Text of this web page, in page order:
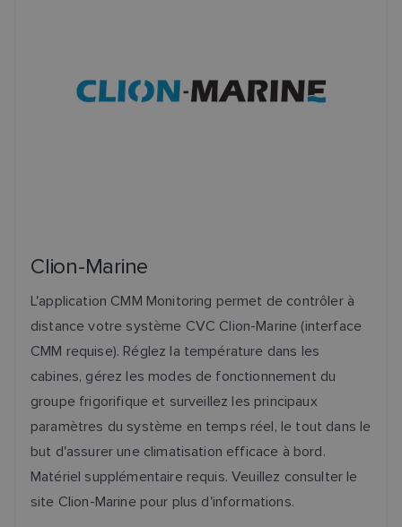
Clion-Marine
L'application CMM Monitoring permet de contrôler à
distance votre système CVC Clion-Marine (interface
CMM requise). Réglez la température dans les
cabines, gérez les modes de fonctionnement du
groupe frigorifique et surveillez les principaux
paramètres du système en temps réel, le tout dans le
but d'assurer une climatisation efficace à bord.
Matériel supplémentaire requis. Veuillez consulter le
site Clion-Marine pour plus d'informations.